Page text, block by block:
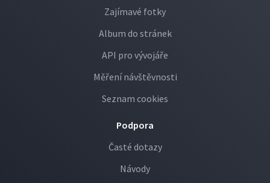
Zajímavé fotky
Album do stránek
API pro vývojáře
Měření návštěvnosti
Seznam cookies
Podpora
Časté dotazy
Návody